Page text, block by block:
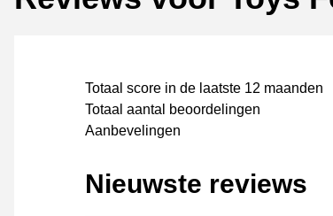
Totaal score in de laatste 12 maanden
Totaal aantal beoordelingen
Aanbevelingen
Nieuwste reviews